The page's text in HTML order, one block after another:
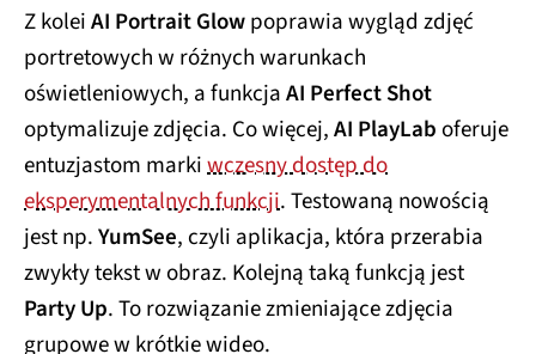
Z koleiAI Portrait Glowpoprawia wygląd zdjęć
portretowych w różnych warunkach
oświetleniowych, a funkcjaAI Perfect Shot
optymalizuje zdjęcia. Co więcej,AI PlayLaboferuje
entuzjastom markiwczesny dostęp do
eksperymentalnych funkcji. Testowaną nowością
jest np.YumSee, czyli aplikacja, która przerabia
zwykły tekst w obraz. Kolejną taką funkcją jest
Party Up. To rozwiązanie zmieniające zdjęcia
grupowe w krótkie wideo.